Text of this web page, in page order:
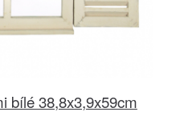
bílé 38,8x3,9x59cm